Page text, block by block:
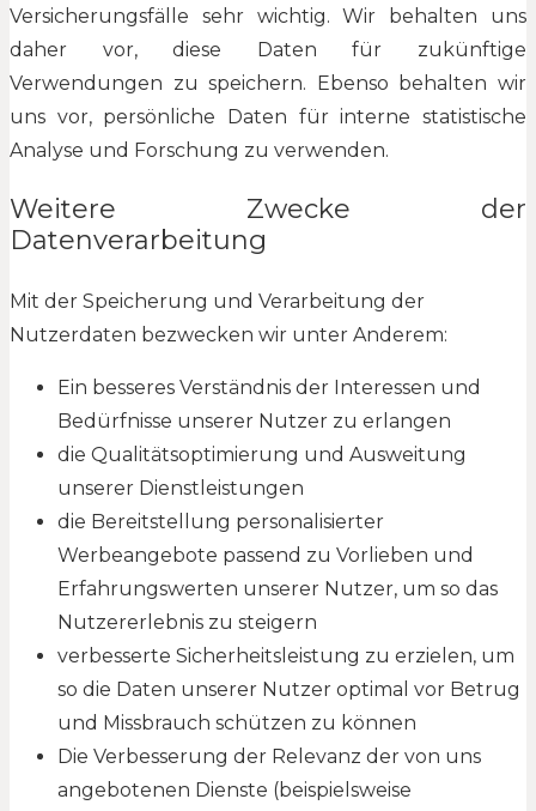
Versicherungsfälle sehr wichtig. Wir behalten uns
daher vor, diese Daten für zukünftige
Verwendungen zu speichern. Ebenso behalten wir
uns vor, persönliche Daten für interne statistische
Analyse und Forschung zu verwenden.
Weitere Zwecke der
Datenverarbeitung
Mit der Speicherung und Verarbeitung der
Nutzerdaten bezwecken wir unter Anderem:
Ein besseres Verständnis der Interessen und
Bedürfnisse unserer Nutzer zu erlangen
die Qualitätsoptimierung und Ausweitung
unserer Dienstleistungen
die Bereitstellung personalisierter
Werbeangebote passend zu Vorlieben und
Erfahrungswerten unserer Nutzer, um so das
Nutzererlebnis zu steigern
verbesserte Sicherheitsleistung zu erzielen, um
so die Daten unserer Nutzer optimal vor Betrug
und Missbrauch schützen zu können
Die Verbesserung der Relevanz der von uns
angebotenen Dienste (beispielsweise